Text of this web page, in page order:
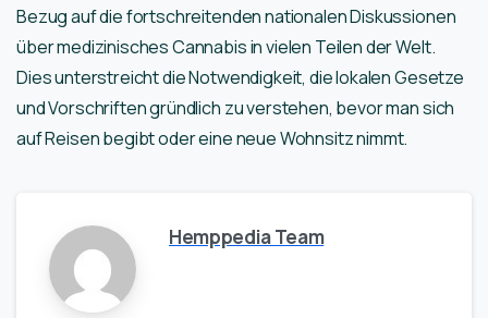
Bezug auf die fortschreitenden nationalen Diskussionen
über medizinisches Cannabis in vielen Teilen der Welt.
Dies unterstreicht die Notwendigkeit, die lokalen Gesetze
und Vorschriften gründlich zu verstehen, bevor man sich
auf Reisen begibt oder eine neue Wohnsitz nimmt.
Hemppedia Team